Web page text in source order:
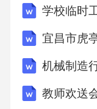
学校临时
教师欢送